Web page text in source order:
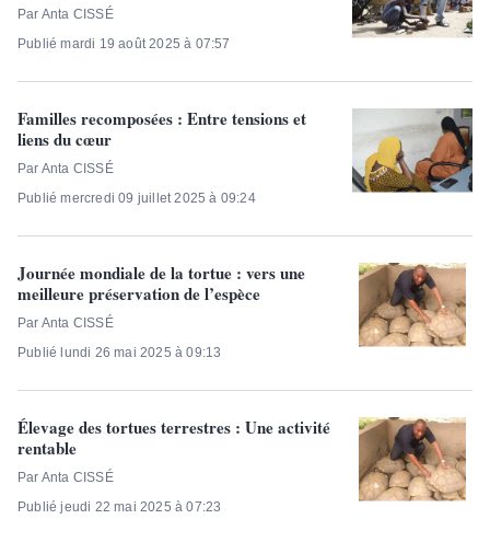
Par Anta CISSÉ
Publié mardi 19 août 2025 à 07:57
Familles recomposées : Entre tensions et
liens du cœur
Par Anta CISSÉ
Publié mercredi 09 juillet 2025 à 09:24
Journée mondiale de la tortue : vers une
meilleure préservation de l’espèce
Par Anta CISSÉ
Publié lundi 26 mai 2025 à 09:13
Élevage des tortues terrestres : Une activité
rentable
Par Anta CISSÉ
Publié jeudi 22 mai 2025 à 07:23